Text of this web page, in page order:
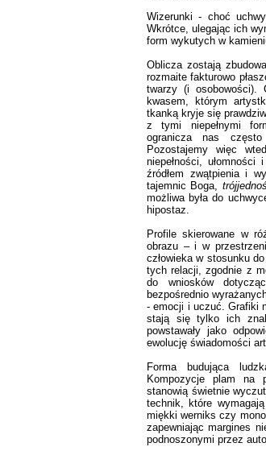
Wizerunki - choć
Wkrótce, ulegając ich
form wykutych w
Oblicza zostają
rozmaite fakturowo
twarzy (i osobowości).
kwasem, którym
tkanką kryje się
z tymi niepełnymi
ogranicza nas
Pozostajemy więc
niepełności,
źródłem zwątpienia i
tajemnic Boga,
możliwa była do
hipostaz.
Profile skierowane w
obrazu – i w
człowieka w stosunku
tych relacji, zgodnie z
do wniosków
bezpośrednio
- emocji i uczuć. Grafiki
stają się tylko ich
powstawały jako
ewolucję świadomości
Forma budująca
Kompozycje plam na
stanowią świetnie
technik, które
miękki werniks czy
zapewniając margines
podnoszonymi przez